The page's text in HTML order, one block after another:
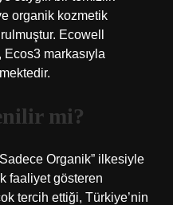
organik kozmetik
Ecowell
markasıyla
mi?
Organik” ilkesiyle
faaliyet gösteren
tercih ettiği, Türkiye’nin